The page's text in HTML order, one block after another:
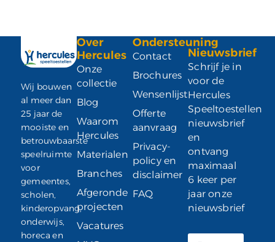
Wij bouwen
al meer dan
25 jaar de
mooiste en
betrouwbaarste
speelruimte
voor
gemeentes,
scholen,
kinderopvang,
onderwijs,
horeca en
Over
Hercules
Onze
collectie
Blog
Waarom
Hercules
Materialen
Branches
Afgeronde
projecten
Vacatures
Ondersteuning
Contact
Brochures
Wensenlijst
Offerte
aanvraag
Privacy-
policy en
disclaimer
FAQ
Nieuwsbrief
Schrijf je in
voor de
Hercules
Speeltoestellen
nieuwsbrief
en
ontvang
maximaal
6 keer per
jaar onze
nieuwsbrief